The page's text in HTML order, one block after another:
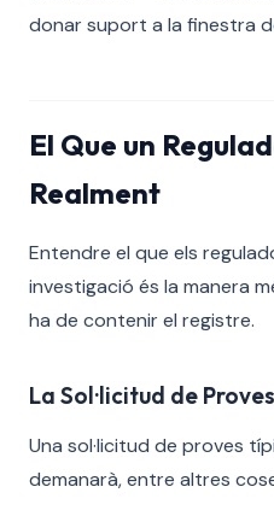
donar suport a la finestra
El Que un
Realment
Entendre el que els
investigació és la manera
ha de contenir el registre.
La Sol·licitud de
Una sol·licitud de proves
demanarà, entre altres